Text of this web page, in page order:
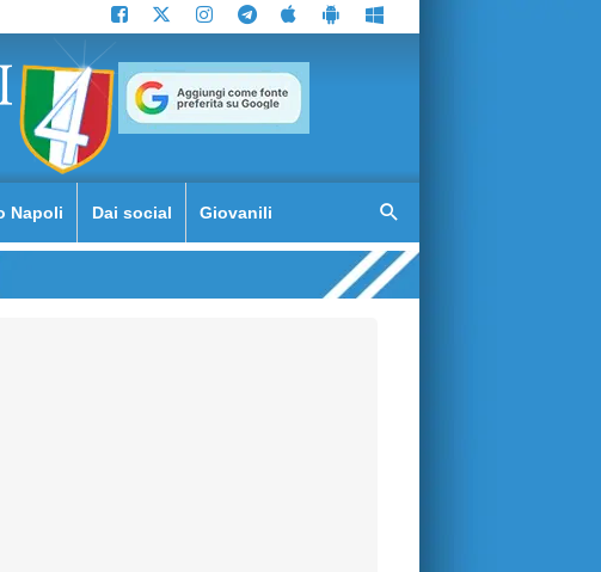
Napoli Dai social Giovanili